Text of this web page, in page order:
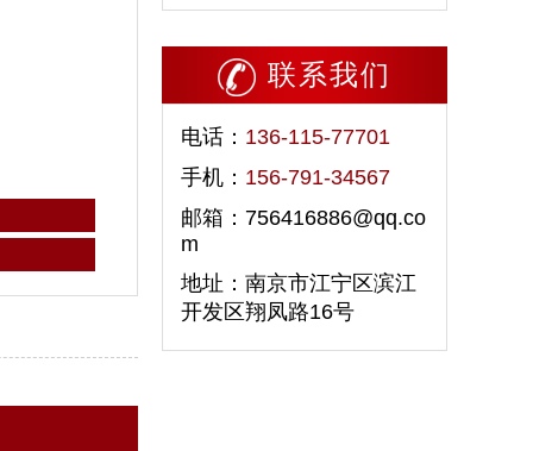
联系我们
电话： 136-115-77701
手机： 156-791-34567
邮箱：756416886@qq.co
m
地址：南京市江宁区滨江
开发区翔凤路16号